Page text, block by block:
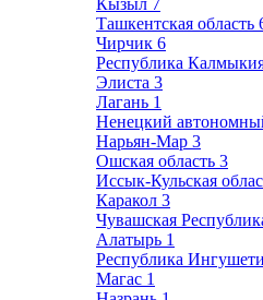
Кызыл 7
Ташкентская область
Чирчик 6
Республика
Элиста 3
Лагань 1
Ненецкий
Нарьян-Мар 3
Ошская область 3
Иссык-Кульская
Каракол 3
Чувашская
Алатырь 1
Республика
Магас 1